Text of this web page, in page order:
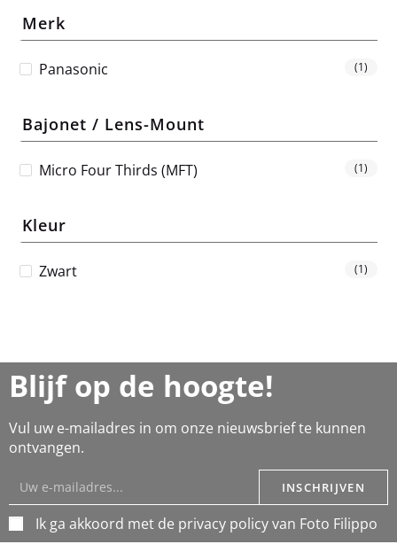
Merk
Panasonic (1)
Bajonet / Lens-Mount
Micro Four Thirds (MFT) (1)
Kleur
Zwart (1)
Blijf op de hoogte!
Vul uw e-mailadres in om onze nieuwsbrief te kunnen
ontvangen.
Ik ga akkoord met de privacy policy van Foto Filippo
INSCHRIJVEN